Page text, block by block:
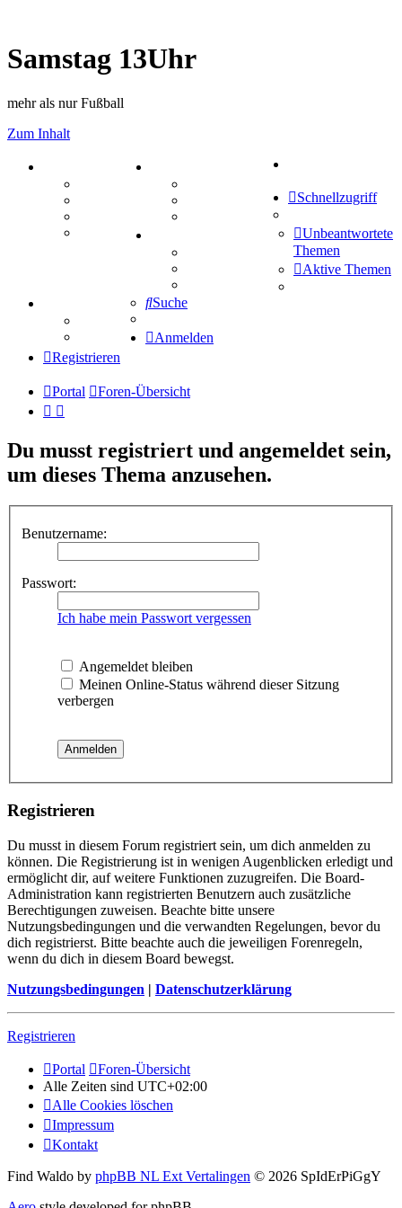
Samstag 13Uhr
mehr als nur Fußball
Zum Inhalt
Mastodon
Treffenübersicht
Zitatesammlung
Schiffe versenken
Tipprunde
Comunio
Schnellzugriff
Unbeantwortete
Themen
Aktive Themen
Suche
Anmelden
Registrieren
Portal Foren-Übersicht
Du musst registriert und angemeldet sein,
um dieses Thema anzusehen.
Benutzername:
Passwort:
Ich habe mein Passwort vergessen
Angemeldet bleiben
Meinen Online-Status während dieser Sitzung
verbergen
Registrieren
Du musst in diesem Forum registriert sein, um dich anmelden zu
können. Die Registrierung ist in wenigen Augenblicken erledigt und
ermöglicht dir, auf weitere Funktionen zuzugreifen. Die Board-
Administration kann registrierten Benutzern auch zusätzliche
Berechtigungen zuweisen. Beachte bitte unsere
Nutzungsbedingungen und die verwandten Regelungen, bevor du
dich registrierst. Bitte beachte auch die jeweiligen Forenregeln,
wenn du dich in diesem Board bewegst.
Nutzungsbedingungen | Datenschutzerklärung
Registrieren
Portal
Foren-Übersicht
Alle Zeiten sind UTC+02:00
Alle Cookies löschen
Impressum
Kontakt
Find Waldo by phpBB NL Ext Vertalingen © 2026 SpIdErPiGgY